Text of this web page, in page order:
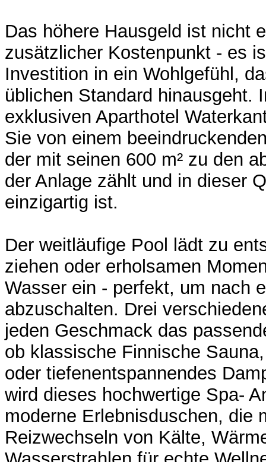
Das höhere Hausgeld ist nicht
zusätzlicher Kostenpunkt - es
Investition in ein Wohlgefühl,
üblichen Standard hinausgeht.
exklusiven Aparthotel
Sie von einem
der mit seinen 600 m² zu den
der Anlage zählt und in dieser
einzigartig ist.
Der weitläufige Pool lädt zu
ziehen oder erholsamen
Wasser ein - perfekt, um nach
abzuschalten. Drei
jeden Geschmack das
ob klassische Finnische
oder tiefenentspannendes
wird dieses hochwertige Spa-
moderne Erlebnisduschen, die
Reizwechseln von Kälte,